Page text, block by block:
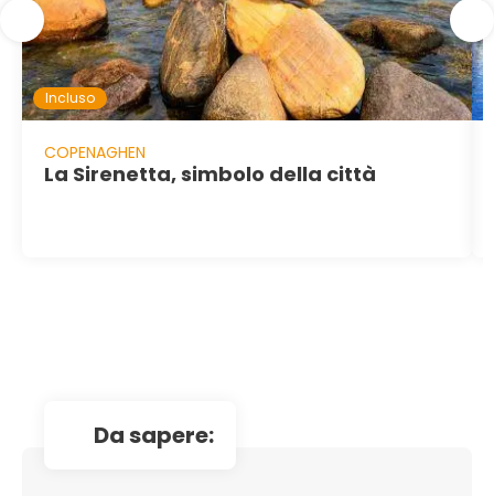
Incluso
COPENAGHEN
La Sirenetta, simbolo della città
da sapere: